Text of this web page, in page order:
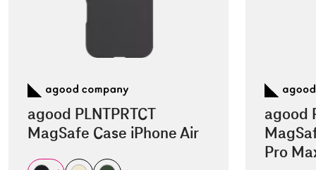
agood PLNTPRTCT
MagSafe Case iPhone Air
agood
Pro